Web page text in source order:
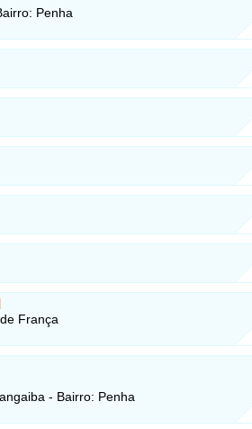
Penha
França
- Bairro: Penha